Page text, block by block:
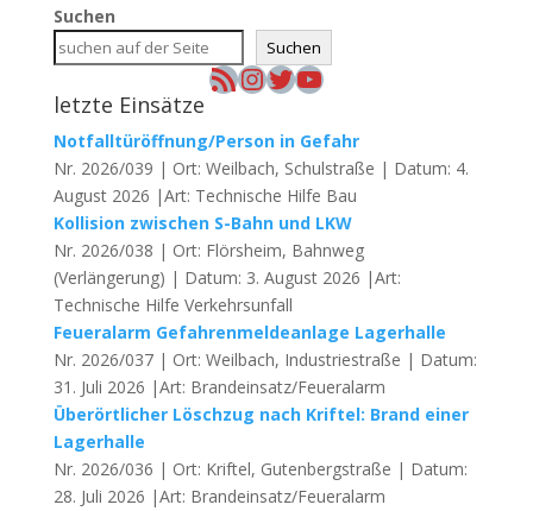
Suchen
Suchen
RSS-FeedInstagram
Twitter
YouTube
letzte Einsätze
Notfalltüröffnung/Person in Gefahr
Nr. 2026/039 | Ort: Weilbach, Schulstraße | Datum: 4.
August 2026 |Art: Technische Hilfe Bau
Kollision zwischen S-Bahn und LKW
Nr. 2026/038 | Ort: Flörsheim, Bahnweg
(Verlängerung) | Datum: 3. August 2026 |Art:
Technische Hilfe Verkehrsunfall
Feueralarm Gefahrenmeldeanlage Lagerhalle
Nr. 2026/037 | Ort: Weilbach, Industriestraße | Datum:
31. Juli 2026 |Art: Brandeinsatz/Feueralarm
Überörtlicher Löschzug nach Kriftel: Brand einer
Lagerhalle
Nr. 2026/036 | Ort: Kriftel, Gutenbergstraße | Datum:
28. Juli 2026 |Art: Brandeinsatz/Feueralarm